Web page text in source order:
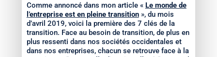
Comme annoncé dans mon article « Le monde de
l’entreprise est en pleine transition», du mois
d’avril 2019, voici la première des 7 clés de la
transition. Face au besoin de transition, de plus en
plus ressenti dans nos sociétés occidentales et
dans nos entreprises, chacun se retrouve face à la